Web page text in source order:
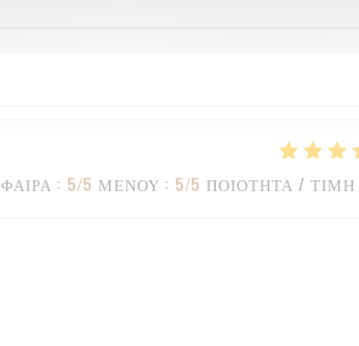
: 5/5 ΜΕΝΟΎ : 5/5 ΠΟΙΌΤΗΤΑ / ΤΙΜΉ